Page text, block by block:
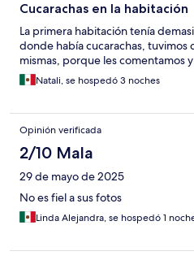
Cucarachas en la habitación
La primera habitación tenía
donde había cucarachas,
mismas, porque les comentamos
Natali, se hospedó 3 noches
Opinión verificada
2/10 Mala
29 de mayo de 2025
No es fiel a sus fotos
Linda Alejandra, se hospedó 1